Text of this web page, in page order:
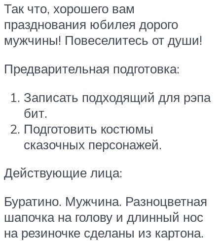
Так что, хорошего вам
празднования юбилея дорого
мужчины! Повеселитесь от души!
Предварительная подготовка:
Записать подходящий для рэпа
бит.
Подготовить костюмы
сказочных персонажей.
Действующие лица:
Буратино. Мужчина. Разноцветная
шапочка на голову и длинный нос
на резиночке сделаны из картона.